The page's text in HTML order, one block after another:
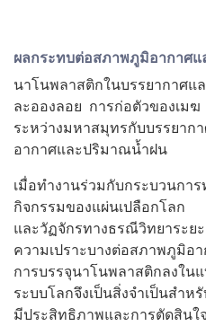
ผลกระทบต่อสภาพภูมิอากาศแ
นาโนพลาสติกในบรรยากาศ
ละอองลอย การก่อตัวของเม
ระหว่างมหาสมุทรกับบรร
อากาศและปริมาณน้ำฝน
เมื่อทำงานร่วมกับกระบวนก
กิจกรรมของแผ่นเปลือกโลก
และวัฏจักรทางธรณีวิทยาร
ความเปราะบางต่อสภาพภูมิอ
การบรรจุนาโนพลาสติกลงใน
ระบบโลกจึงเป็นสิ่งจำเป็นสำห
มีประสิทธิภาพและการตัดสินใ